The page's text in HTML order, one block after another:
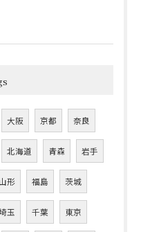
大阪 京都 奈良
北海道 青森 岩手
形 福島 茨城
玉 千葉 東京